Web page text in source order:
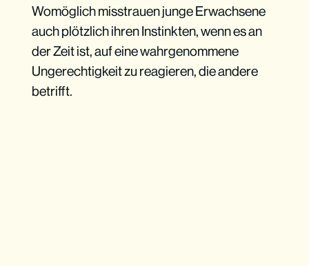
Womöglich misstrauen junge Erwachsene
auch plötzlich ihren Instinkten, wenn es an
der Zeit ist, auf eine wahrgenommene
Ungerechtigkeit zu reagieren, die andere
betrifft.